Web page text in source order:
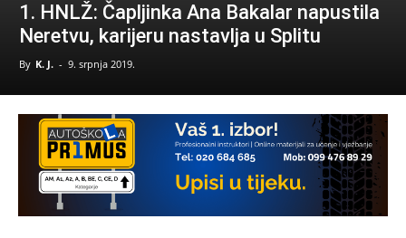
1. HNLŽ: Čapljinka Ana Bakalar napustila
Neretvu, karijeru nastavlja u Splitu
By K. J. - 9. srpnja 2019.